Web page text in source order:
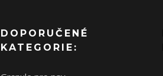
DOPORUČENÉ
KATEGORIE: